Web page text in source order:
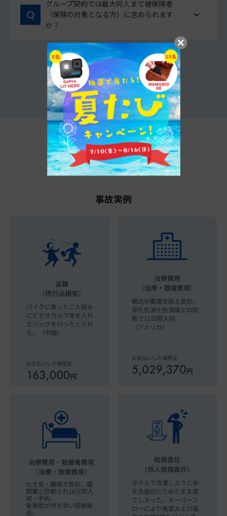
グループ契約では最大何人まで被保険者
（保険の対象となる方）に含められます
か？
他のよくあるご質問をみる
t@biho情報局
事故実例